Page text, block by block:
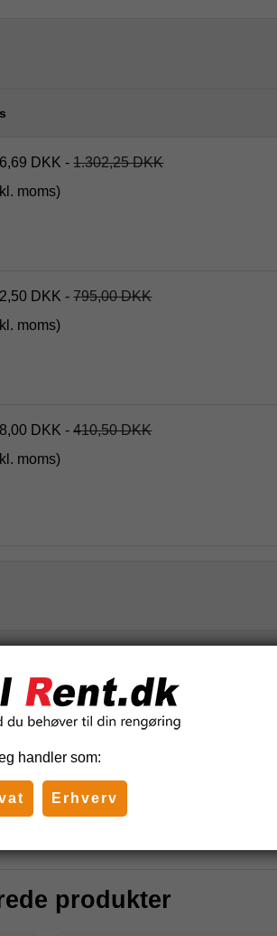
DKK -1.302,25 DKK
moms)
DKK -795,00 DKK
moms)
DKK -410,50 DKK
moms)
DKK
produkter
handler som:
Erhverv